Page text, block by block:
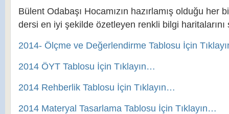
Bülent Odabaşı Hocamızın hazırlamış olduğu her
dersi en iyi şekilde özetleyen renkli bilgi haritalarını
2014- Ölçme ve Değerlendirme Tablosu İçin
2014 ÖYT Tablosu İçin Tıklayın…
2014 Rehberlik Tablosu İçin Tıklayın…
2014 Materyal Tasarlama Tablosu İçin Tıklayın…